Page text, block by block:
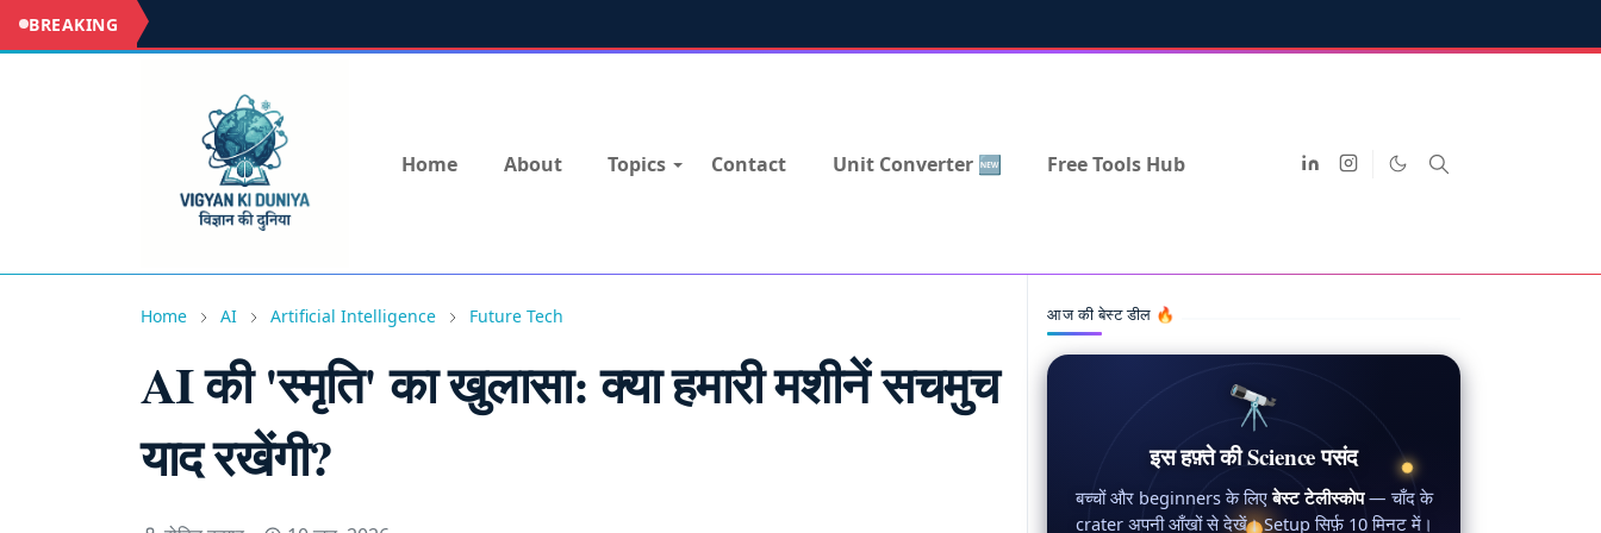
BREAKING
Home About Topics Contact Unit Converter 🆕 Free Tools Hub
Home AI Artificial Intelligence Future Tech
AI की 'स्मृति' का खुलासा: क्या हमारी मशीनें सचमुच
याद रखेंगी?
आज की बेस्ट डील 🔥
🔭
इस हफ़्ते की Science पसंद
बच्चों और beginners के लिएबेस्ट टेलीस्कोप— चाँद के
crater अपनी आँखों से देखें। Setup सिर्फ़ 10 मिनट में।